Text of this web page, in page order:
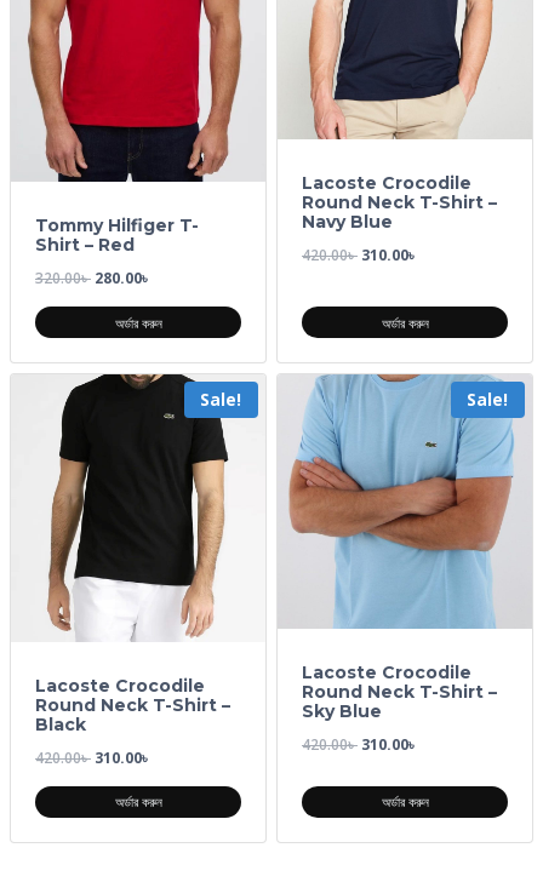
Tommy Hilfiger T-
Shirt – Red
320.00৳ 280.00৳
অর্ডার করুন
Lacoste Crocodile
Round Neck T-Shirt –
Navy Blue
420.00৳ 310.00৳
অর্ডার করুন
Sale!
Lacoste Crocodile
Round Neck T-Shirt –
Black
420.00৳ 310.00৳
অর্ডার করুন
Sale!
Lacoste Crocodile
Round Neck T-Shirt –
Sky Blue
420.00৳ 310.00৳
অর্ডার করুন